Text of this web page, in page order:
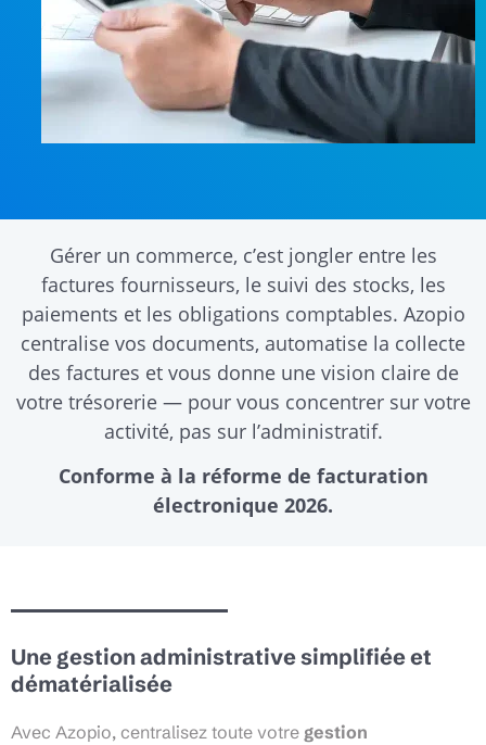
Gérer un commerce, c’est jongler entre les
factures fournisseurs, le suivi des stocks, les
paiements et les obligations comptables. Azopio
centralise vos documents, automatise la collecte
des factures et vous donne une vision claire de
votre trésorerie — pour vous concentrer sur votre
activité, pas sur l’administratif.
Conforme à la réforme de facturation
électronique 2026.
Une gestion administrative simplifiée et
dématérialisée
Avec Azopio, centralisez toute votre gestion